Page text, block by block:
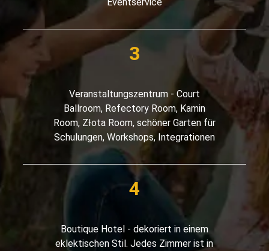
Veranstaltungszentrum - Court
Ballroom, Refectory Room, Kamin
Room, Złota Room, schöner Garten für
Schulungen, Workshops, Integrationen
Boutique Hotel - dekoriert in einem
eklektischen Stil. Jedes Zimmer ist in